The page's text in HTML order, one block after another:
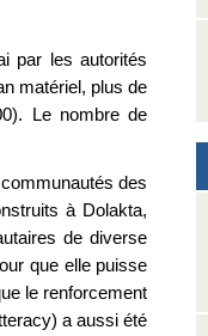
par les autorités
matériel, plus de
Le nombre de
des
à Dolakta,
de diverse
que elle puisse
le renforcement
a aussi été